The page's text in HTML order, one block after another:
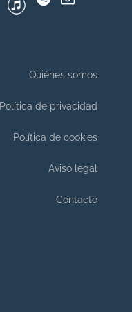
Quiénes somos
Política de privacidad
Política de cookies
Aviso legal
Contacto